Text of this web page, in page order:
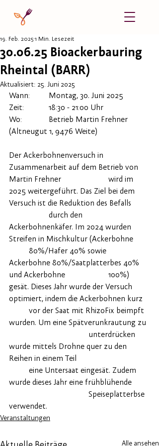
30.06.25 Bioackerbauring
Rheintal (BARR)
19. Feb. 2025 1 Min. Lesezeit
Aktualisiert: 25. Juni 2025
Wann:	Montag, 30. Juni 2025
Zeit:		18:30 - 21:00 Uhr
Wo:		Betrieb Martin Frehner
(Altneugut 1, 9476 Weite)
Der Ackerbohnenversuch in
Zusammenarbeit auf dem Betrieb von
Martin Frehner 			wird im
2025 weitergeführt. Das Ziel bei dem
Versuch ist die Reduktion des Befalls
Ackerbohnenkäfer. Im 2024 wurden
Streifen in Mischkultur (Ackerbohne
Ackerbohne 80%/Saatplatterbes 40%
und Ackerbohne 			100%)
gesät. Dieses Jahr wurde der Versuch
optimiert, indem die Ackerbohnen kurz
wurden. Um eine Spätverunkrautung zu
wurde mittels Drohne quer zu den
Reihen in einem Teil
wurde dieses Jahr eine frühblühende
verwendet.
Veranstaltungen
Alle ansehen